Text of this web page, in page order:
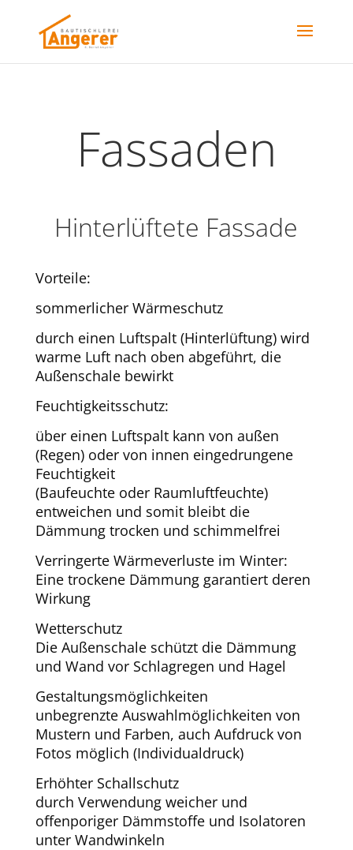
Fassaden
Hinterlüftete Fassade
Vorteile:
sommerlicher Wärmeschutz
durch einen Luftspalt (Hinterlüftung) wird
warme Luft nach oben abgeführt, die
Außenschale bewirkt
Feuchtigkeitsschutz:
über einen Luftspalt kann von außen
(Regen) oder von innen eingedrungene
Feuchtigkeit
(Baufeuchte oder Raumluftfeuchte)
entweichen und somit bleibt die
Dämmung trocken und schimmelfrei
Verringerte Wärmeverluste im Winter:
Eine trockene Dämmung garantiert deren
Wirkung
Wetterschutz
Die Außenschale schützt die Dämmung
und Wand vor Schlagregen und Hagel
Gestaltungsmöglichkeiten
unbegrenzte Auswahlmöglichkeiten von
Mustern und Farben, auch Aufdruck von
Fotos möglich (Individualdruck)
Erhöhter Schallschutz
durch Verwendung weicher und
offenporiger Dämmstoffe und Isolatoren
unter Wandwinkeln